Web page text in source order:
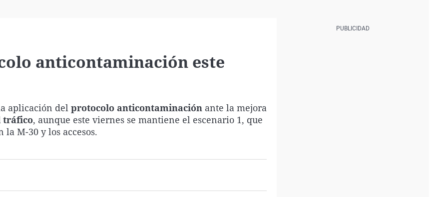
anticontaminación este
aplicación del protocolo anticontaminación ante la mejora
tráfico, aunque este viernes se mantiene el escenario 1, que
M-30 y los accesos.